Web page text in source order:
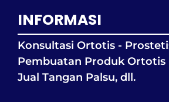
INFORMASI
Konsultasi Ortotis -
Pembuatan Produk Ortotis
Jual Tangan Palsu, dll.